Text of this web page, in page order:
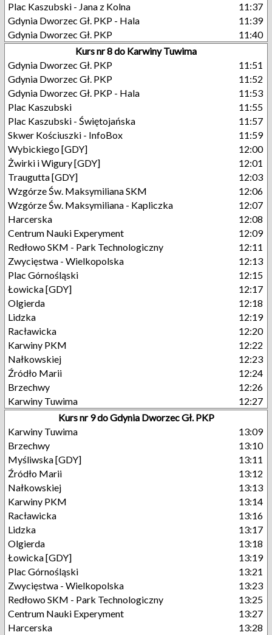
Plac Kaszubski - Jana z Kolna
11:37
Gdynia Dworzec Gł. PKP - Hala
11:39
Gdynia Dworzec Gł. PKP
11:40
Kurs nr 8 do Karwiny Tuwima
Gdynia Dworzec Gł. PKP
11:51
Gdynia Dworzec Gł. PKP
11:52
Gdynia Dworzec Gł. PKP - Hala
11:53
Plac Kaszubski
11:55
Plac Kaszubski - Świętojańska
11:57
Skwer Kościuszki - InfoBox
11:59
Wybickiego [GDY]
12:00
Żwirki i Wigury [GDY]
12:01
Traugutta [GDY]
12:03
Wzgórze Św. Maksymiliana SKM
12:06
Wzgórze Św. Maksymiliana - Kapliczka
12:07
Harcerska
12:08
Centrum Nauki Experyment
12:09
Redłowo SKM - Park Technologiczny
12:11
Zwycięstwa - Wielkopolska
12:13
Plac Górnośląski
12:15
Łowicka [GDY]
12:17
Olgierda
12:18
Lidzka
12:19
Racławicka
12:20
Karwiny PKM
12:22
Nałkowskiej
12:23
Źródło Marii
12:24
Brzechwy
12:26
Karwiny Tuwima
12:27
Kurs nr 9 do Gdynia Dworzec Gł. PKP
Karwiny Tuwima
13:09
Brzechwy
13:10
Myśliwska [GDY]
13:11
Źródło Marii
13:12
Nałkowskiej
13:13
Karwiny PKM
13:14
Racławicka
13:16
Lidzka
13:17
Olgierda
13:18
Łowicka [GDY]
13:19
Plac Górnośląski
13:21
Zwycięstwa - Wielkopolska
13:23
Redłowo SKM - Park Technologiczny
13:25
Centrum Nauki Experyment
13:27
Harcerska
13:28